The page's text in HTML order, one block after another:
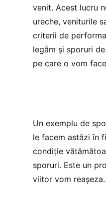
venit. Acest lucru
ureche, veniturile
criterii de
legăm și sporuri
pe care o vom
Un exemplu de
le facem astăzi în
condiție
sporuri. Este un
viitor vom reașeza.